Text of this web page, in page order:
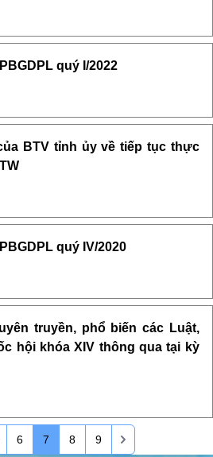
quý I/2022
BTV tỉnh ủy về tiếp tục thực
quý IV/2020
truyền, phổ biến các Luật,
hội khóa XIV thông qua tại kỳ
6 7 8 9